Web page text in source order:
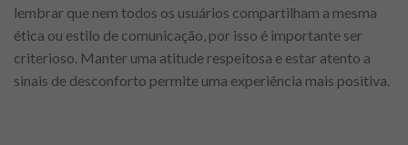
lembrar que nem todos os usuários compartilham a mesma
ética ou estilo de comunicação, por isso é importante ser
criterioso. Manter uma atitude respeitosa e estar atento a
sinais de desconforto permite uma experiência mais positiva.